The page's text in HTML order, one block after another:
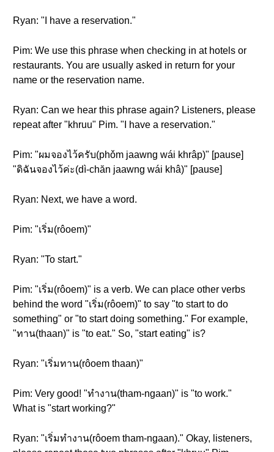
Ryan: "I have a reservation."
Pim: We use this phrase when checking in at hotels or
restaurants. You are usually asked in return for your
name or the reservation name.
Ryan: Can we hear this phrase again? Listeners, please
repeat after "khruu" Pim. "I have a reservation."
Pim: "ผมจองไว้ครับ(phǒm jaawng wái khrâp)" [pause]
"ดิฉันจองไว้ค่ะ(dì-chăn jaawng wái khâ)" [pause]
Ryan: Next, we have a word.
Pim: "เริ่ม(rôoem)"
Ryan: "To start."
Pim: "เริ่ม(rôoem)" is a verb. We can place other verbs
behind the word "เริ่ม(rôoem)" to say "to start to do
something" or "to start doing something." For example,
"ทาน(thaan)" is "to eat." So, "start eating" is?
Ryan: "เริ่มทาน(rôoem thaan)"
Pim: Very good! "ทำงาน(tham-ngaan)" is "to work."
What is "start working?"
Ryan: "เริ่มทำงาน(rôoem tham-ngaan)." Okay, listeners,